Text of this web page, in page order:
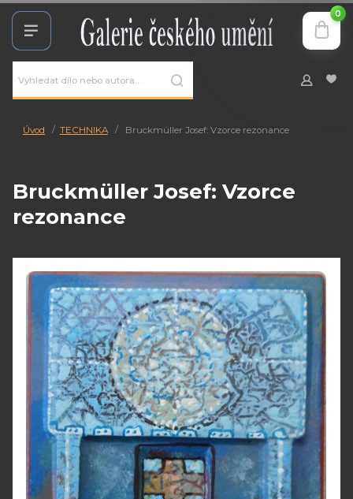
0
Úvod TECHNIKA Bruckmüller Josef: Vzorce rezonance
Bruckmüller Josef: Vzorce
rezonance